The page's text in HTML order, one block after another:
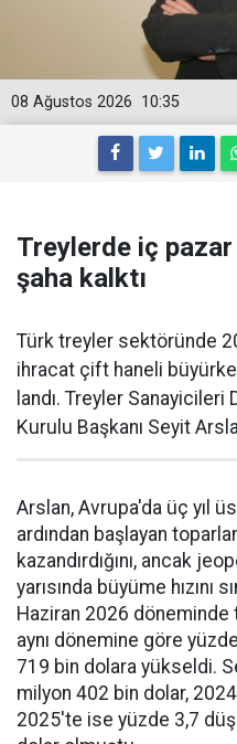
10:35
08 Ağustos 2026
Treylerde iç
şaha kalktı
Türk treyler sektöründe
ihracat çift haneli
landı. Treyler Sanayicileri
Kurulu Başkanı Seyit
Arslan, Avrupa'da üç yıl
ardından başlayan
kazandır­dığını, ancak
yarısında büyüme hızını
Haziran 2026 döneminde
aynı dönemine göre
719 bin dolara yüksel­di.
milyon 402 bin dolar,
2025'te ise yüzde 3,7